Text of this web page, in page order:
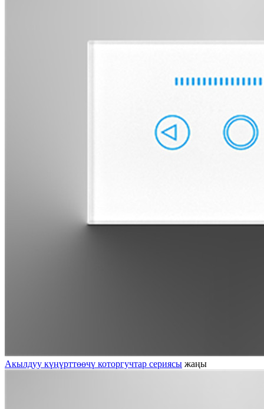
Акылдуу күңүрттөөчү которгучтар сериясы жаңы